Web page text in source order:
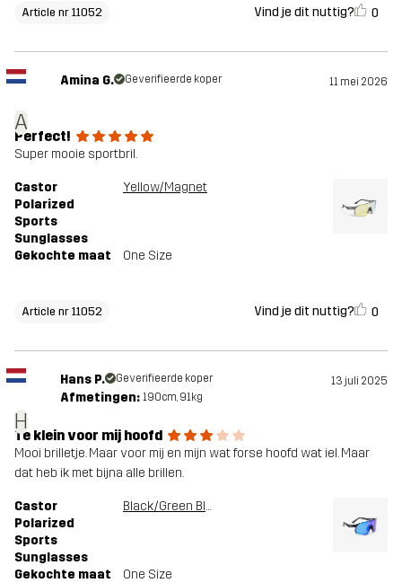
Article nr 11052 Vind je dit nuttig? 0
A
Amina G. Geverifieerde koper 11 mei 2026
Perfect!
Super mooie sportbril.
Castor
Polarized
Sports
Sunglasses
Yellow/Magnet
Gekochte maat One Size
Article nr 11052 Vind je dit nuttig? 0
H
Hans P. Geverifieerde koper 13 juli 2025
Afmetingen: 190cm, 91kg
Te klein voor mij hoofd
Mooi brilletje. Maar voor mij en mijn wat forse hoofd wat iel. Maar
dat heb ik met bijna alle brillen.
Castor
Polarized
Sports
Sunglasses
Black/Green Blue
Gekochte maat One Size